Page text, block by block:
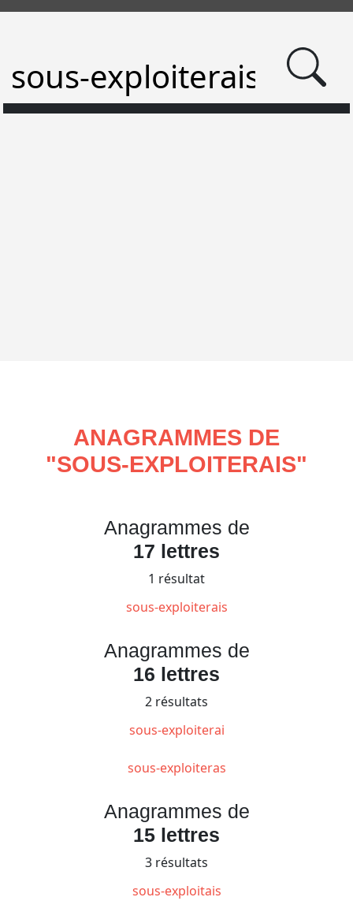
ANAGRAMMES DE
"SOUS-EXPLOITERAIS"
Anagrammes de
17 lettres
1 résultat
sous-exploiterais
Anagrammes de
16 lettres
2 résultats
sous-exploiterai
sous-exploiteras
Anagrammes de
15 lettres
3 résultats
sous-exploitais